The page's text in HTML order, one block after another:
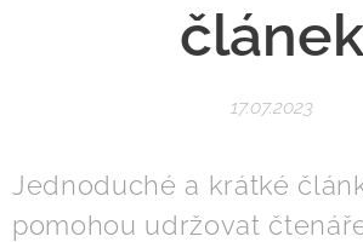
článek
17.07.2023
Jednoduché a krátké
pomohou udržovat